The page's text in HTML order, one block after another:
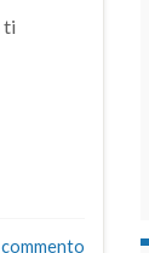
ti
commento